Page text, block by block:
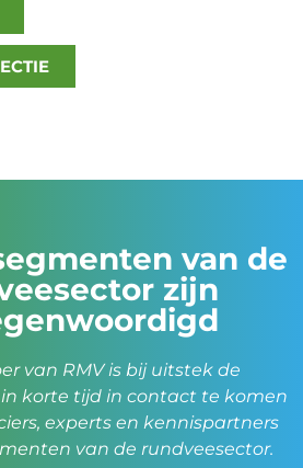
van de
zijn
van RMV is bij uitstek de
korte tijd in contact te komen
experts en kennispartners
van de rundveesector.